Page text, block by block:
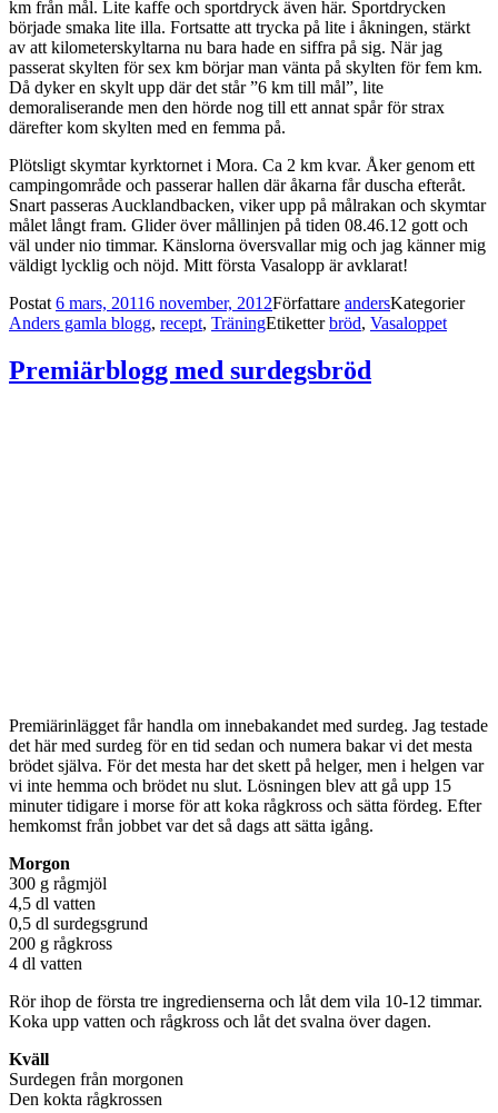
km från mål. Lite kaffe och sportdryck även här. Sportdrycken
började smaka lite illa. Fortsatte att trycka på lite i åkningen, stärkt
av att kilometerskyltarna nu bara hade en siffra på sig. När jag
passerat skylten för sex km börjar man vänta på skylten för fem km.
Då dyker en skylt upp där det står ”6 km till mål”, lite
demoraliserande men den hörde nog till ett annat spår för strax
därefter kom skylten med en femma på.
Plötsligt skymtar kyrktornet i Mora. Ca 2 km kvar. Åker genom ett
campingområde och passerar hallen där åkarna får duscha efteråt.
Snart passeras Aucklandbacken, viker upp på målrakan och skymtar
målet långt fram. Glider över mållinjen på tiden 08.46.12 gott och
väl under nio timmar. Känslorna översvallar mig och jag känner mig
väldigt lycklig och nöjd. Mitt första Vasalopp är avklarat!
Postat 6 mars, 20116 november, 2012Författare andersKategorier
Anders gamla blogg, recept, TräningEtiketterbröd, Vasaloppet
Premiärblogg med surdegsbröd
Premiärinlägget får handla om innebakandet med surdeg. Jag testade
det här med surdeg för en tid sedan och numera bakar vi det mesta
brödet själva. För det mesta har det skett på helger, men i helgen var
vi inte hemma och brödet nu slut. Lösningen blev att gå upp 15
minuter tidigare i morse för att koka rågkross och sätta fördeg. Efter
hemkomst från jobbet var det så dags att sätta igång.
Morgon
300 g rågmjöl
4,5 dl vatten
0,5 dl surdegsgrund
200 g rågkross
4 dl vatten
Rör ihop de första tre ingredienserna och låt dem vila 10-12 timmar.
Koka upp vatten och rågkross och låt det svalna över dagen.
Kväll
Surdegen från morgonen
Den kokta rågkrossen